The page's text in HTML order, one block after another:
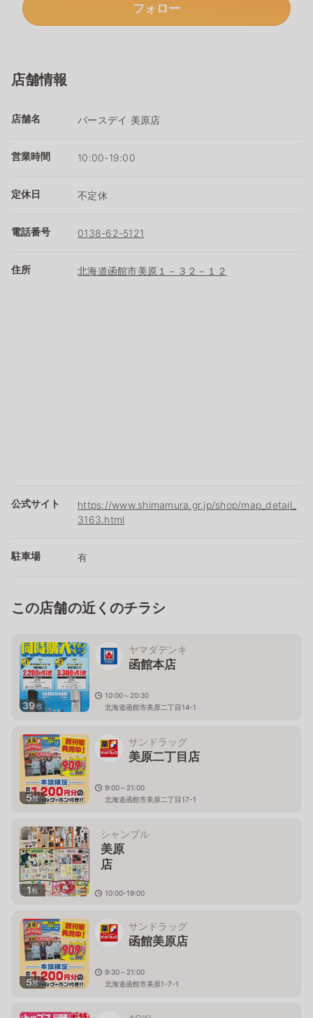
フォロー
店舗情報
店舗名 バースデイ 美原店
営業時間 10:00-19:00
定休日 不定休
電話番号 0138-62-5121
住所 北海道函館市美原１－３２－１２
公式サイト
https://www.shimamura.gr.jp/shop/map_detail_
3163.html
駐車場 有
この店舗の近くのチラシ
39枚
ヤマダデンキ
函館本店
10:00～20:30
北海道函館市美原二丁目14-1
5枚
サンドラッグ
美原二丁目店
9:00～21:00
北海道函館市美原二丁目17-1
1枚
シャンブル
美原
10:00-19:00
5枚
サンドラッグ
函館美原店
9:30～21:00
北海道函館市美原1-7-1